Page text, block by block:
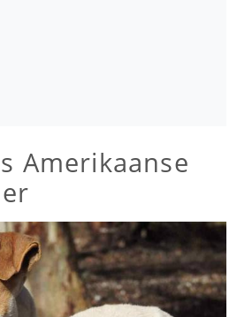
Amerikaanse